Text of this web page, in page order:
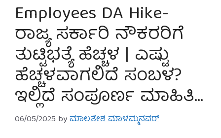
Employees DA Hike-
ರಾಜ್ಯ ಸರ್ಕಾರಿ ನೌಕರರಿಗೆ
ತುಟ್ಟಿಭತ್ಯೆ ಹೆಚ್ಚಳ | ಎಷ್ಟು
ಹೆಚ್ಚಳವಾಗಲಿದೆ ಸಂಬಳ?
ಇಲ್ಲಿದೆ ಸಂಪೂರ್ಣ ಮಾಹಿತಿ…
06/05/2025 byಮಾಲತೇಶ ಮಾಳಮ್ಮನವರ್